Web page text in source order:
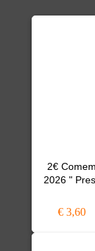
2€
2026 "
€ 3,60